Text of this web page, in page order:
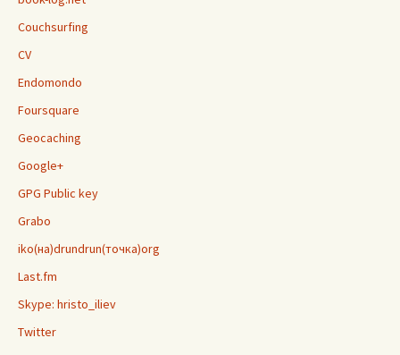
Couchsurfing
CV
Endomondo
Foursquare
Geocaching
Google+
GPG Public key
Grabo
iko(на)drundrun(точка)org
Last.fm
Skype: hristo_iliev
Twitter